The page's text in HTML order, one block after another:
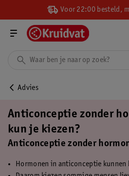
Voor 22:00 besteld,
Advies
Anticonceptie zonder
kun je kiezen?
Anticonceptie zonder
Hormonen in anticonceptie